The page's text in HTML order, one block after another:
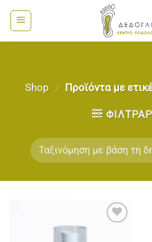
Μετάβαση
στο
περιεχόμενο
Shop / Προϊόντα με